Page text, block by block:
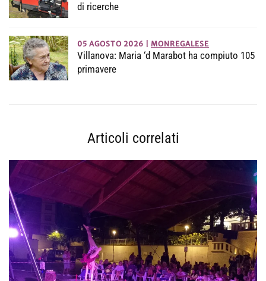
di ricerche
05 AGOSTO 2026 MONREGALESE
Villanova: Maria ‘d Marabot ha compiuto 105
primavere
Articoli correlati